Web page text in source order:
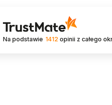
Na podstawie 1412 opinii z całego